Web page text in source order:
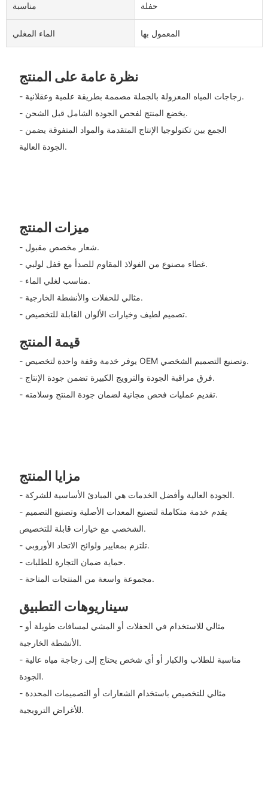
مناسبة حفلة
الماء المغلي المعمول بها
نظرة عامة على المنتج
- زجاجات المياه المعزولة بالجملة مصممة بطريقة علمية وعقلانية.
- يخضع المنتج لفحص الجودة الشامل قبل الشحن.
- الجمع بين تكنولوجيا الإنتاج المتقدمة والمواد المتفوقة يضمن
الجودة العالية.
ميزات المنتج
- شعار مخصص مقبول.
- غطاء مصنوع من الفولاذ المقاوم للصدأ مع قفل لولبي.
- مناسب لغلي الماء.
- مثالي للحفلات والأنشطة الخارجية.
- تصميم لطيف وخيارات الألوان القابلة للتخصيص.
قيمة المنتج
- يوفر خدمة وقفة واحدة لتخصيص OEM وتصنيع التصميم الشخصي.
- فرق مراقبة الجودة والترويج الكبيرة تضمن جودة الإنتاج.
- تقديم عمليات فحص مجانية لضمان جودة المنتج وسلامته.
مزايا المنتج
- الجودة العالية وأفضل الخدمات هي المبادئ الأساسية للشركة.
- يقدم خدمة متكاملة لتصنيع المعدات الأصلية وتصنيع التصميم
الشخصي مع خيارات قابلة للتخصيص.
- تلتزم بمعايير ولوائح الاتحاد الأوروبي.
- حماية ضمان التجارة للطلبات.
- مجموعة واسعة من المنتجات المتاحة.
سيناريوهات التطبيق
- مثالي للاستخدام في الحفلات أو المشي لمسافات طويلة أو
الأنشطة الخارجية.
- مناسبة للطلاب والكبار أو أي شخص يحتاج إلى زجاجة مياه عالية
الجودة.
- مثالي للتخصيص باستخدام الشعارات أو التصميمات المحددة
للأغراض الترويجية.